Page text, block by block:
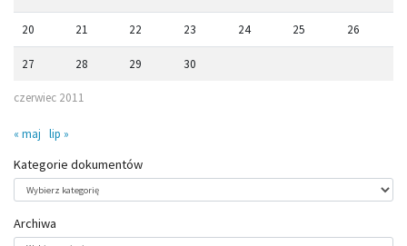
czerwiec 2011
20 21 22 23 24 25 26
27 28 29 30
« maj lip »
Kategorie dokumentów
dokumentów
Archiwa
Archiwa